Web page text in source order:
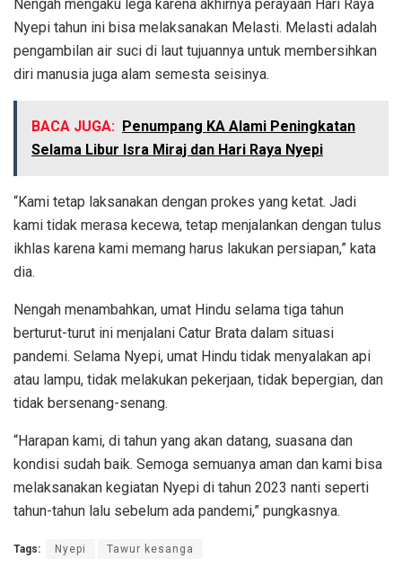
Nengah mengaku lega karena akhirnya perayaan Hari Raya
Nyepi tahun ini bisa melaksanakan Melasti. Melasti adalah
pengambilan air suci di laut tujuannya untuk membersihkan
diri manusia juga alam semesta seisinya.
BACA JUGA: Penumpang KA Alami Peningkatan
Selama Libur Isra Miraj dan Hari Raya Nyepi
“Kami tetap laksanakan dengan prokes yang ketat. Jadi
kami tidak merasa kecewa, tetap menjalankan dengan tulus
ikhlas karena kami memang harus lakukan persiapan,” kata
dia.
Nengah menambahkan, umat Hindu selama tiga tahun
berturut-turut ini menjalani Catur Brata dalam situasi
pandemi. Selama Nyepi, umat Hindu tidak menyalakan api
atau lampu, tidak melakukan pekerjaan, tidak bepergian, dan
tidak bersenang-senang.
“Harapan kami, di tahun yang akan datang, suasana dan
kondisi sudah baik. Semoga semuanya aman dan kami bisa
melaksanakan kegiatan Nyepi di tahun 2023 nanti seperti
tahun-tahun lalu sebelum ada pandemi,” pungkasnya.
Tags: Nyepi Tawur kesanga